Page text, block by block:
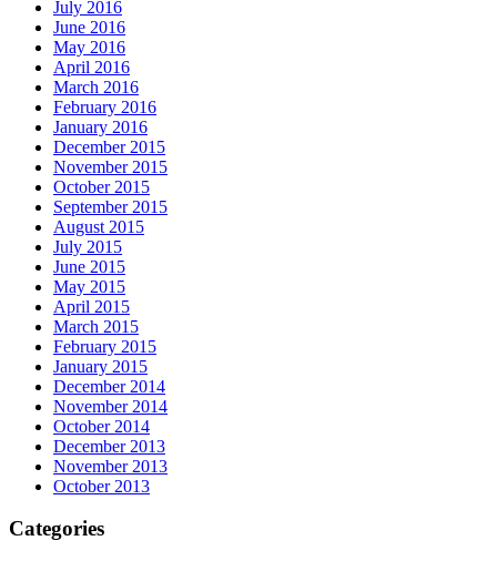
July 2016
June 2016
May 2016
April 2016
March 2016
February 2016
January 2016
December 2015
November 2015
October 2015
September 2015
August 2015
July 2015
June 2015
May 2015
April 2015
March 2015
February 2015
January 2015
December 2014
November 2014
October 2014
December 2013
November 2013
October 2013
Categories